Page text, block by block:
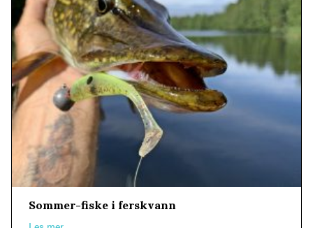
Sommer-fiske i ferskvann